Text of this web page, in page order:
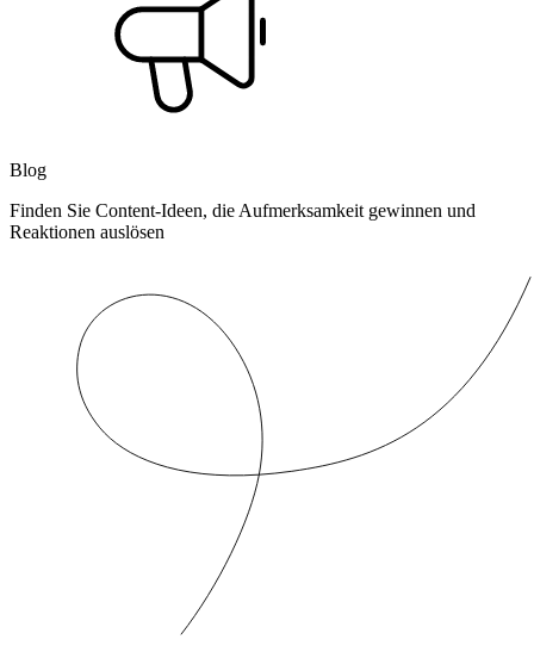
Blog
Finden Sie Content-Ideen, die Aufmerksamkeit gewinnen und
Reaktionen auslösen